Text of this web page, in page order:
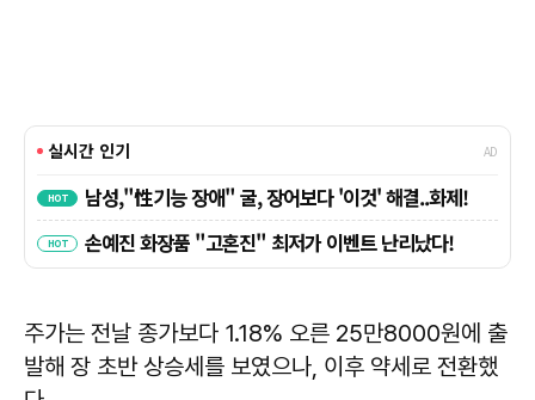
주가는 전날 종가보다 1.18% 오른 25만8000원에 출
발해 장 초반 상승세를 보였으나, 이후 약세로 전환했